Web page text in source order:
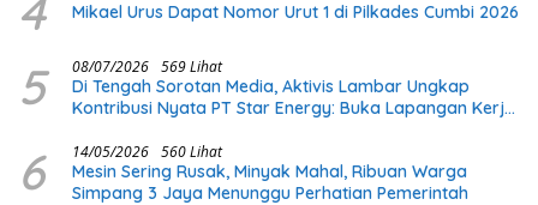
Mikael Urus Dapat Nomor Urut 1 di Pilkades Cumbi 2026
5 08/07/2026 569 Lihat
Di Tengah Sorotan Media, Aktivis Lambar Ungkap
Kontribusi Nyata PT Star Energy: Buka Lapangan Kerja
6 14/05/2026 560 Lihat
Mesin Sering Rusak, Minyak Mahal, Ribuan Warga
Simpang 3 Jaya Menunggu Perhatian Pemerintah